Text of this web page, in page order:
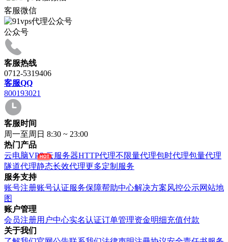
客服微信
公众号
客服热线
0712-5319406
客服QQ
800193021
客服时间
周一至周日 8:30 ~ 23:00
热门产品
云电脑VPS云服务器HTTP代理不限量代理包时代理包量代理
隧道代理静态长效代理更多定制服务
服务支持
账号注册账号认证服务保障帮助中心解决方案风控公示网站地
图
账户管理
会员注册用户中心实名认证订单管理资金明细充值付款
关于我们